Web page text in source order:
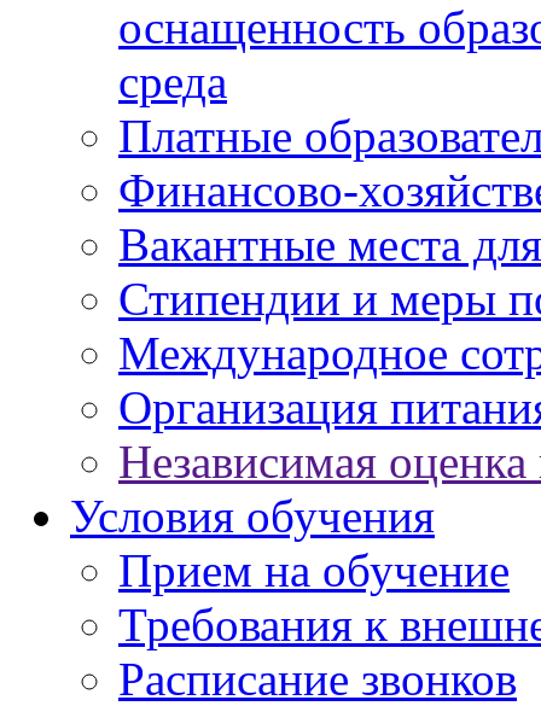
оснащенность
среда
Платные
Финансово-
Вакантные места
Стипендии и меры
Международное
Организация
Независимая оценка
Условия обучения
Прием на обучение
Требования к
Расписание звонков